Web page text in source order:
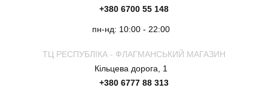
+380 6700 55 148
пн-нд: 10:00 - 22:00
ТЦ РЕСПУБЛІКА - ФЛАГМАНСЬКИЙ МАГАЗИН
Кільцева дорога, 1
+380 6777 88 313